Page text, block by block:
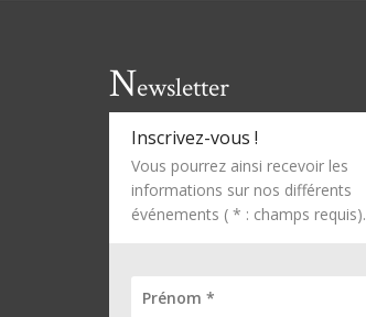
Newsletter
Inscrivez-vous !
Vous pourrez ainsi recevoir les
informations sur nos différents
événements ( * : champs requis).